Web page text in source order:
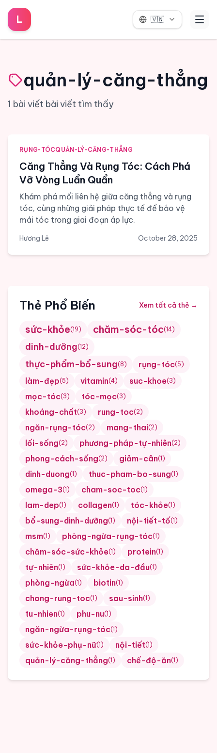
L 🇻🇳
quản-lý-căng-thẳng
1 bài viết bài viết tìm thấy
RỤNG-TÓCQUẢN-LÝ-CĂNG-THẲNG
Căng Thẳng Và Rụng Tóc: Cách Phá
Vỡ Vòng Luẩn Quẩn
Khám phá mối liên hệ giữa căng thẳng và rụng
tóc, cùng những giải pháp thực tế để bảo vệ
mái tóc trong giai đoạn áp lực.
Hương Lê October 28, 2025
Thẻ Phổ Biến Xem tất cả thẻ →
sức-khỏe(19) chăm-sóc-tóc(14)
dinh-dưỡng(12)
thực-phẩm-bổ-sung(8) rụng-tóc(5)
làm-đẹp(5) vitamin(4) suc-khoe(3)
mọc-tóc(3) tóc-mọc(3)
khoáng-chất(3) rung-toc(2)
ngăn-rụng-tóc(2) mang-thai(2)
lối-sống(2) phương-pháp-tự-nhiên(2)
phong-cách-sống(2) giảm-cân(1 )
dinh-duong(1 ) thuc-pham-bo-sung(1 )
omega-3(1 ) cham-soc-toc(1 )
lam-dep(1 ) collagen(1 ) tóc-khỏe(1 )
bổ-sung-dinh-dưỡng(1 ) nội-tiết-tố(1 )
msm(1 ) phòng-ngừa-rụng-tóc(1 )
chăm-sóc-sức-khỏe(1 ) protein(1 )
tự-nhiên(1 ) sức-khỏe-da-đầu(1 )
phòng-ngừa(1 ) biotin(1 )
chong-rung-toc(1 ) sau-sinh(1 )
tu-nhien(1 ) phu-nu(1 )
ngăn-ngừa-rụng-tóc(1 )
sức-khỏe-phụ-nữ(1 ) nội-tiết(1 )
quản-lý-căng-thẳng(1 ) chế-độ-ăn(1 )